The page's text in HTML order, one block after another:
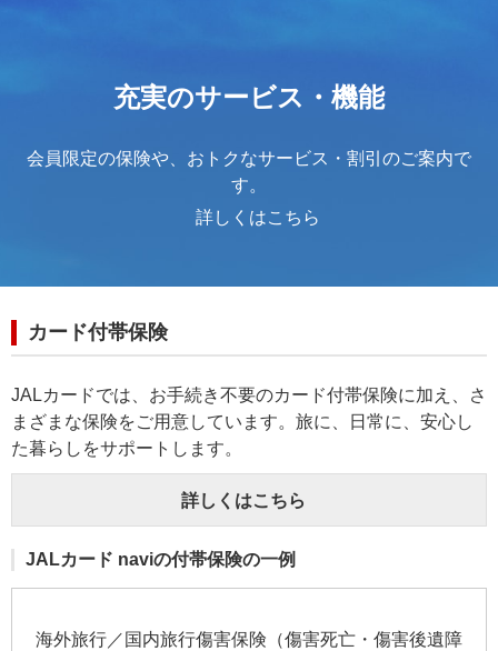
充実のサービス・機能
会員限定の保険や、おトクなサービス・割引のご案内で
す。
詳しくはこちら
カード付帯保険
JALカードでは、お手続き不要のカード付帯保険に加え、さ
まざまな保険をご用意しています。旅に、日常に、安心し
た暮らしをサポートします。
詳しくはこちら
JALカード naviの付帯保険の一例
海外旅行／国内旅行傷害保険（傷害死亡・傷害後遺障